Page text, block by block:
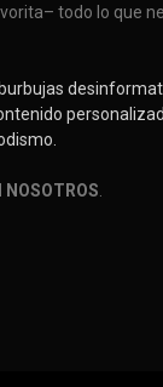
todo lo que
NOSOTROS